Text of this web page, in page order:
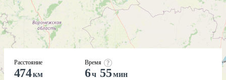
Расстояние
474км
Время
6ч 55мин